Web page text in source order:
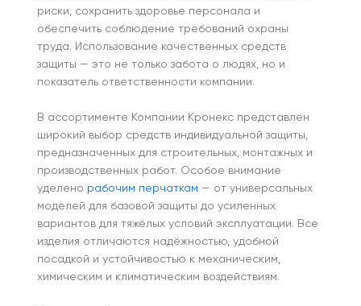
риски, сохранить здоровье персонала и
обеспечить соблюдение требований охраны
труда. Использование качественных средств
защиты — это не только забота о людях, но и
показатель ответственности компании.
В ассортименте Компании Кронекс представлен
широкий выбор средств индивидуальной защиты,
предназначенных для строительных, монтажных и
производственных работ. Особое внимание
уделено рабочим перчаткам — от универсальных
моделей для базовой защиты до усиленных
вариантов для тяжёлых условий эксплуатации. Все
изделия отличаются надёжностью, удобной
посадкой и устойчивостью к механическим,
химическим и климатическим воздействиям.